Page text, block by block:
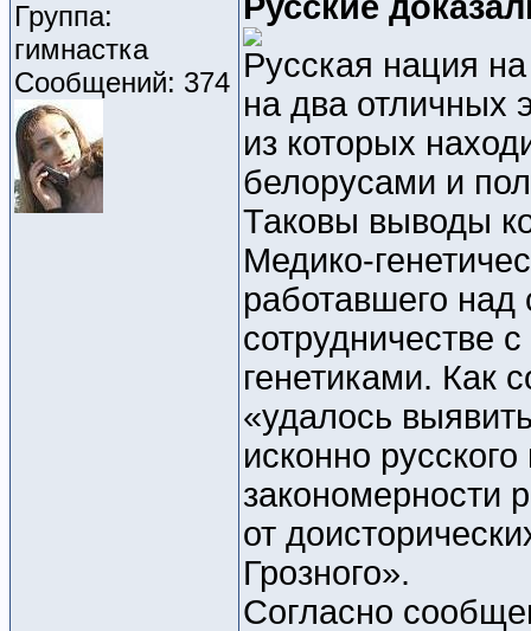
Группа:
гимнастка
Сообщений: 374 Русская нация
на два отличных
из которых
белорусами и
Таковы выводы
Медико-
работавшего
сотрудничестве
генетиками. Как
«удалось
исконно
закономерности
от
Грозного».
Согласно